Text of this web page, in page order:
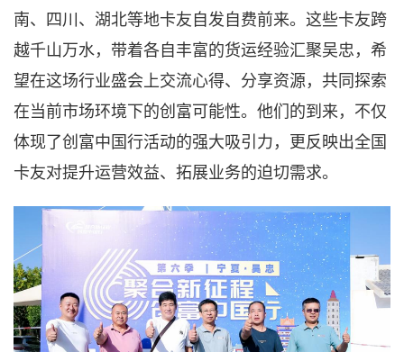
南、四川、湖北等地卡友自发自费前来。这些卡友跨
越千山万水，带着各自丰富的货运经验汇聚吴忠，希
望在这场行业盛会上交流心得、分享资源，共同探索
在当前市场环境下的创富可能性。他们的到来，不仅
体现了创富中国行活动的强大吸引力，更反映出全国
卡友对提升运营效益、拓展业务的迫切需求。